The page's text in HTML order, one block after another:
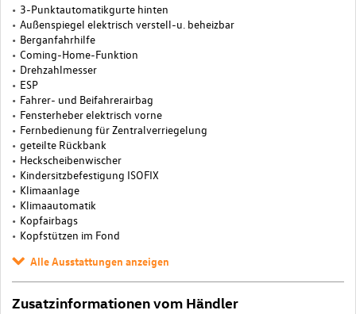
3-Punktautomatikgurte hinten
Außenspiegel elektrisch verstell-u. beheizbar
Berganfahrhilfe
Coming-Home-Funktion
Drehzahlmesser
ESP
Fahrer- und Beifahrerairbag
Fensterheber elektrisch vorne
Fernbedienung für Zentralverriegelung
geteilte Rückbank
Heckscheibenwischer
Kindersitzbefestigung ISOFIX
Klimaanlage
Klimaautomatik
Kopfairbags
Kopfstützen im Fond
Alle Ausstattungen anzeigen
Zusatzinformationen vom Händler